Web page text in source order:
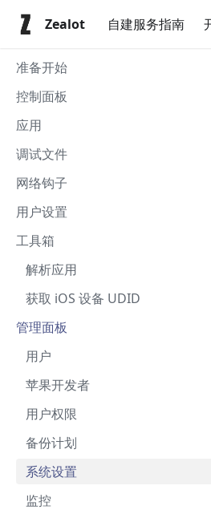
Zealot 自建服务指南
准备开始
控制面板
应用
调试文件
网络钩子
用户设置
工具箱
解析应用
获取 iOS 设备 UDID
管理面板
用户
苹果开发者
用户权限
备份计划
系统设置
监控